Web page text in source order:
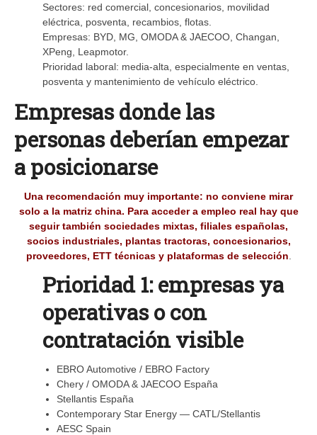
Sectores: red comercial, concesionarios, movilidad
eléctrica, posventa, recambios, flotas.
Empresas: BYD, MG, OMODA & JAECOO, Changan,
XPeng, Leapmotor.
Prioridad laboral: media-alta, especialmente en ventas,
posventa y mantenimiento de vehículo eléctrico.
Empresas donde las
personas deberían empezar
a posicionarse
Una recomendación muy importante: no conviene mirar
solo a la matriz china. Para acceder a empleo real hay que
seguir también sociedades mixtas, filiales españolas,
socios industriales, plantas tractoras, concesionarios,
proveedores, ETT técnicas y plataformas de selección
Prioridad 1: empresas ya
operativas o con
contratación visible
EBRO Automotive / EBRO Factory
Chery / OMODA & JAECOO España
Stellantis España
Contemporary Star Energy — CATL/Stellantis
AESC Spain